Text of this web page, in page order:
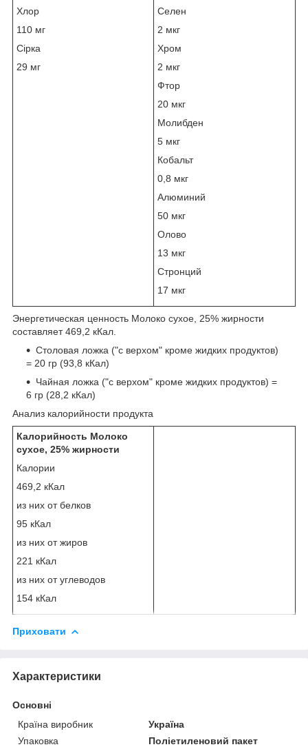
Хлор
110 мг
Сірка
29 мг
Селен
2 мкг
Хром
2 мкг
Фтор
20 мкг
Молибден
5 мкг
Кобальт
0,8 мкг
Алюминий
50 мкг
Олово
13 мкг
Стронций
17 мкг
Энергетическая ценность Молоко сухое, 25% жирности
составляет 469,2 кКал.
Столовая ложка ("с верхом" кроме жидких продуктов)
= 20 гр (93,8 кКал)
Чайная ложка ("с верхом" кроме жидких продуктов) =
6 гр (28,2 кКал)
Анализ калорийности продукта
Калорийность Молоко
сухое, 25% жирности
Калории
469,2 кКал
из них от белков
95 кКал
из них от жиров
221 кКал
из них от углеводов
154 кКал
Приховати
Характеристики
Основні
Країна виробник
Україна
Упаковка
Поліетиленовий пакет